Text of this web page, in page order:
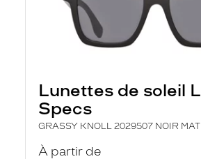
Lunettes de soleil
Specs
GRASSY KNOLL 2029507 NOIR MAT
À partir de